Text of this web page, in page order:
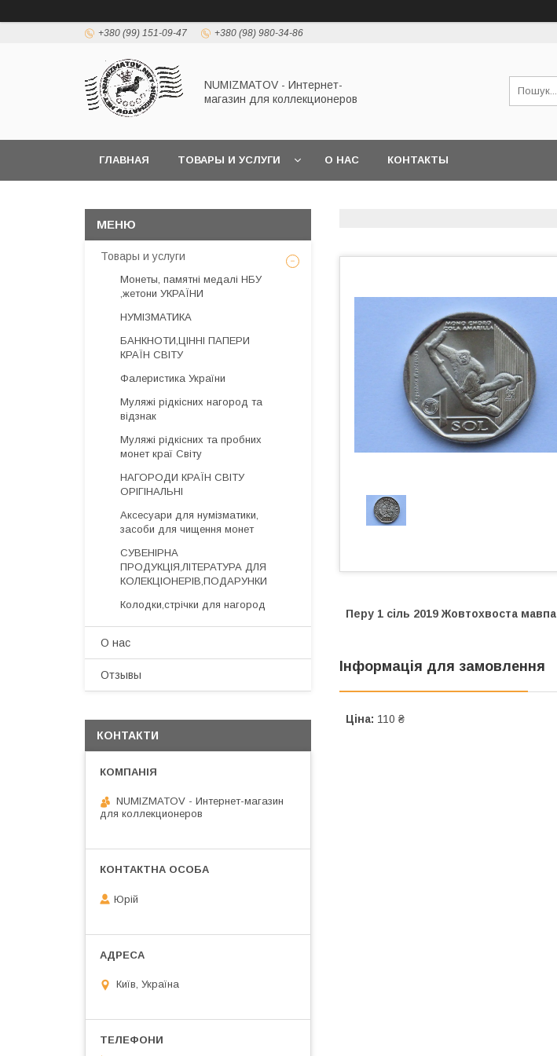
+380 (99) 151-09-47 +380 (98) 980-34-86
NUMIZMATOV - Интернет-
магазин для коллекционеров
ГЛАВНАЯ ТОВАРЫ И УСЛУГИ О НАС КОНТАКТЫ
Перу 1 сіль 2019 Жовтохвоста мавпа
Інформація для замовлення
Ціна: 110 ₴
Товары и услуги
Монеты, памятні медалі НБУ
,жетони УКРАЇНИ
НУМІЗМАТИКА
БАНКНОТИ,ЦІННІ ПАПЕРИ
КРАЇН СВІТУ
Фалеристика України
Муляжі рідкісних нагород та
відзнак
Муляжі рідкісних та пробних
монет краї Світу
НАГОРОДИ КРАЇН СВІТУ
ОРІГІНАЛЬНІ
Аксесуари для нумізматики,
засоби для чищення монет
СУВЕНІРНА
ПРОДУКЦІЯ,ЛІТЕРАТУРА ДЛЯ
КОЛЕКЦІОНЕРІВ,ПОДАРУНКИ
Колодки,стрічки для нагород
О нас
Отзывы
КОНТАКТИ
NUMIZMATOV - Интернет-магазин
для коллекционеров
Юрій
Київ, Україна